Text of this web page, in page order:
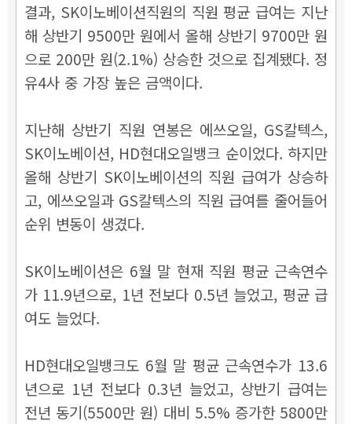
결과, SK이노베이션직원의 직원 평균 급여는 지난
해 상반기 9500만 원에서 올해 상반기 9700만 원
으로 200만 원(2.1%) 상승한 것으로 집계됐다. 정
유4사 중 가장 높은 금액이다.
지난해 상반기 직원 연봉은 에쓰오일, GS칼텍스,
SK이노베이션, HD현대오일뱅크 순이었다. 하지만
올해 상반기 SK이노베이션의 직원 급여가 상승하
고, 에쓰오일과 GS칼텍스의 직원 급여를 줄어들어
순위 변동이 생겼다.
SK이노베이션은 6월 말 현재 직원 평균 근속연수
가 11.9년으로, 1년 전보다 0.5년 늘었고, 평균 급
여도 늘었다.
HD현대오일뱅크도 6월 말 평균 근속연수가 13.6
년으로 1년 전보다 0.3년 늘었고, 상반기 급여는
전년 동기(5500만 원) 대비 5.5% 증가한 5800만